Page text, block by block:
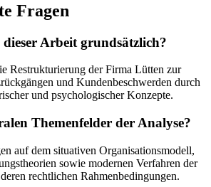
Fragen
Arbeit grundsätzlich?
Restrukturierung der Firma Lütten zur
und Kundenbeschwerden durch
und psychologischer Konzepte.
Themenfelder der Analyse?
auf dem situativen Organisationsmodell,
sowie modernen Verfahren der
rechtlichen Rahmenbedingungen.